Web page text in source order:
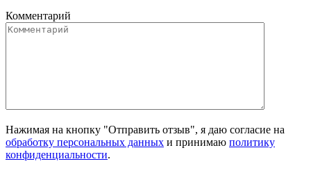
Комментарий
Нажимая на кнопку "Отправить отзыв", я даю согласие на
обработку персональных данных и принимаю политику
конфиденциальности.